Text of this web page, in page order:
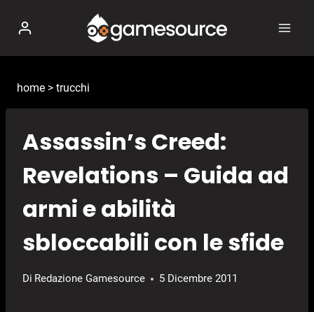
contenuto
home > trucchi
Assassin’s Creed:
Revelations – Guida ad
armi e abilità
sbloccabili con le sfide
Di Redazione Gamesource 5 Dicembre 2011